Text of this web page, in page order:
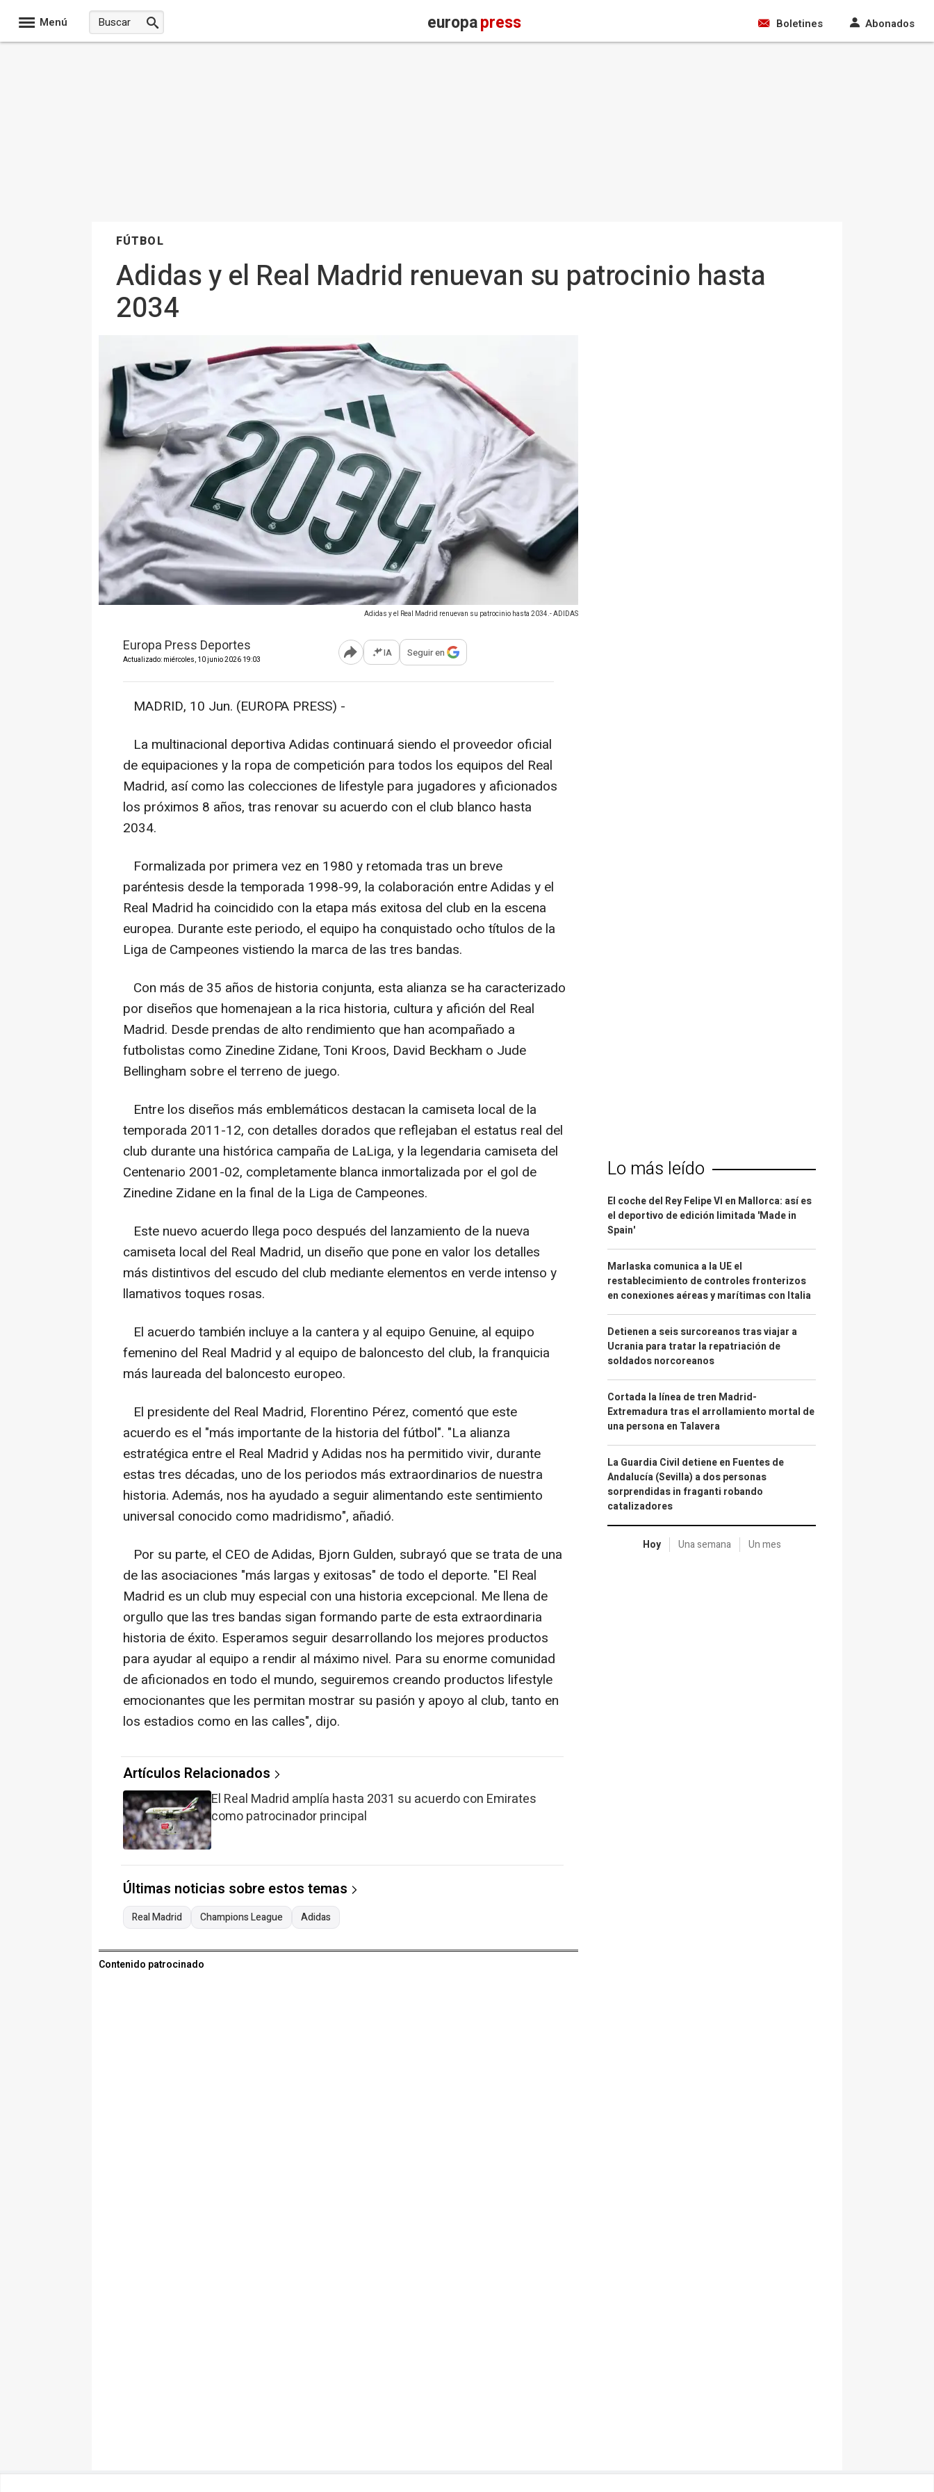
Menú europapress Boletines Abonados
FÚTBOL
Adidas y el Real Madrid renuevan su patrocinio hasta
2034
Adidas y el Real Madrid renuevan su patrocinio hasta 2034.- ADIDAS
Europa Press Deportes
Actualizado: miércoles, 10 junio 2026 19:03 Abrir opciones para compartir
IA Seguir en
MADRID, 10 Jun. (EUROPA PRESS) -
La multinacional deportiva Adidas continuará siendo el proveedor oficial
de equipaciones y la ropa de competición para todos los equipos del Real
Madrid, así como las colecciones de lifestyle para jugadores y aficionados
los próximos 8 años, tras renovar su acuerdo con el club blanco hasta
2034.
Formalizada por primera vez en 1980 y retomada tras un breve
paréntesis desde la temporada 1998-99, la colaboración entre Adidas y el
Real Madrid ha coincidido con la etapa más exitosa del club en la escena
europea. Durante este periodo, el equipo ha conquistado ocho títulos de la
Liga de Campeones vistiendo la marca de las tres bandas.
Con más de 35 años de historia conjunta, esta alianza se ha caracterizado
por diseños que homenajean a la rica historia, cultura y afición del Real
Madrid. Desde prendas de alto rendimiento que han acompañado a
futbolistas como Zinedine Zidane, Toni Kroos, David Beckham o Jude
Bellingham sobre el terreno de juego.
Entre los diseños más emblemáticos destacan la camiseta local de la
temporada 2011-12, con detalles dorados que reflejaban el estatus real del
club durante una histórica campaña de LaLiga, y la legendaria camiseta del
Centenario 2001-02, completamente blanca inmortalizada por el gol de
Zinedine Zidane en la final de la Liga de Campeones.
Este nuevo acuerdo llega poco después del lanzamiento de la nueva
camiseta local del Real Madrid, un diseño que pone en valor los detalles
más distintivos del escudo del club mediante elementos en verde intenso y
llamativos toques rosas.
El acuerdo también incluye a la cantera y al equipo Genuine, al equipo
femenino del Real Madrid y al equipo de baloncesto del club, la franquicia
más laureada del baloncesto europeo.
El presidente del Real Madrid, Florentino Pérez, comentó que este
acuerdo es el "más importante de la historia del fútbol". "La alianza
estratégica entre el Real Madrid y Adidas nos ha permitido vivir, durante
estas tres décadas, uno de los periodos más extraordinarios de nuestra
historia. Además, nos ha ayudado a seguir alimentando este sentimiento
universal conocido como madridismo", añadió.
Por su parte, el CEO de Adidas, Bjorn Gulden, subrayó que se trata de una
de las asociaciones "más largas y exitosas" de todo el deporte. "El Real
Madrid es un club muy especial con una historia excepcional. Me llena de
orgullo que las tres bandas sigan formando parte de esta extraordinaria
historia de éxito. Esperamos seguir desarrollando los mejores productos
para ayudar al equipo a rendir al máximo nivel. Para su enorme comunidad
de aficionados en todo el mundo, seguiremos creando productos lifestyle
emocionantes que les permitan mostrar su pasión y apoyo al club, tanto en
los estadios como en las calles", dijo.
Artículos Relacionados
El Real Madrid amplía hasta 2031 su acuerdo con Emirates
como patrocinador principal
Últimas noticias sobre estos temas
Real Madrid Champions League Adidas
Contenido patrocinado
Lo más leído
El coche del Rey Felipe VI en Mallorca: así es
el deportivo de edición limitada 'Made in
Spain'
Marlaska comunica a la UE el
restablecimiento de controles fronterizos
en conexiones aéreas y marítimas con Italia
Detienen a seis surcoreanos tras viajar a
Ucrania para tratar la repatriación de
soldados norcoreanos
Cortada la línea de tren Madrid-
Extremadura tras el arrollamiento mortal de
una persona en Talavera
La Guardia Civil detiene en Fuentes de
Andalucía (Sevilla) a dos personas
sorprendidas in fraganti robando
catalizadores
Hoy Una semana Un mes